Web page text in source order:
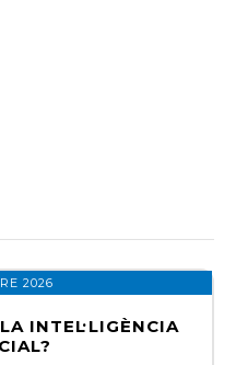
2026
INTEL·LIGÈNCIA